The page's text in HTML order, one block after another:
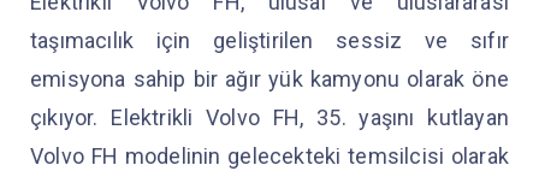
taşımacılık için geliştirilen sessiz ve sıfır
emisyona sahip bir ağır yük kamyonu olarak öne
çıkıyor. Elektrikli Volvo FH, 35. yaşını kutlayan
Volvo FH modelinin gelecekteki temsilcisi olarak